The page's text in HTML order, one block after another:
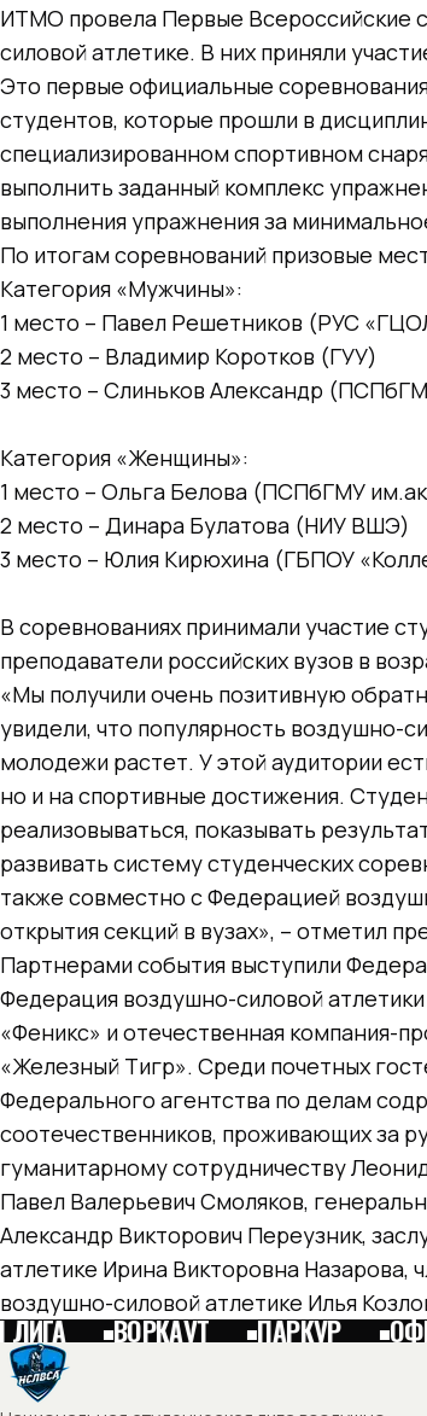
ИТМО провела Первые Всероссийские
силовой атлетике. В них приняли
Это первые официальные
студентов, которые прошли в
специализированном спортивном
выполнить заданный комплекс
выполнения упражнения за
По итогам соревнований призовые
Категория «Мужчины»:
1 место – Павел Решетников (РУС
2 место – Владимир Коротков (ГУУ)
3 место – Слиньков Александр
Категория «Женщины»:
1 место – Ольга Белова (ПСПбГМУ
2 место – Динара Булатова (НИУ ВШЭ)
3 место – Юлия Кирюхина (ГБПОУ
В соревнованиях принимали участие
преподаватели российских вузов в
«Мы получили очень позитивную
увидели, что популярность воздушно-
молодежи растет. У этой аудитории
но и на спортивные достижения.
реализовываться, показывать
развивать систему студенческих
также совместно с Федерацией
открытия секций в вузах», – отметил
Партнерами события выступили
Федерация воздушно-силовой
«Феникс» и отечественная компания-
«Железный Тигр». Среди почетных
Федерального агентства по делам
соотечественников, проживающих за
гуманитарному сотрудничеству
Павел Валерьевич Смоляков,
Александр Викторович Переузник,
атлетике Ирина Викторовна Назарова,
воздушно-силовой атлетике Илья
ВОРКАУТ ПАРКУР